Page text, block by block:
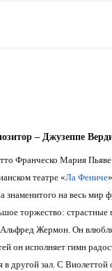
– Джузеппе
Франческо Мария
театре «Ла Фениче
знаменитого на весь мир
торжество: страстные
Жермон. Он
он исполняет гимн
другой зал. С